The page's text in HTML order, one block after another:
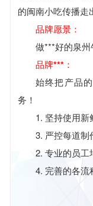
的闽南小吃传播走
品牌愿景：
做***好的泉州
品牌***：
始终把产品
务！
1. 坚持使用新
3. 严控每道制
2. 专业的员工
4. 完善的各流